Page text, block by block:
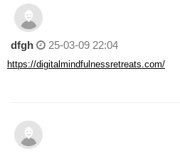
dfgh 25-03-09 22:04
https://digitalmindfulnessretreats.com/